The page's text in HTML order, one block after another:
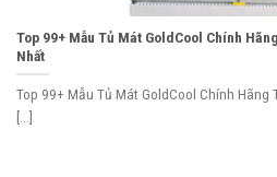
Top 99+ Mẫu Tủ Mát GoldCool Chính
Nhất
Top 99+ Mẫu Tủ Mát GoldCool Chính Hãng
[...]